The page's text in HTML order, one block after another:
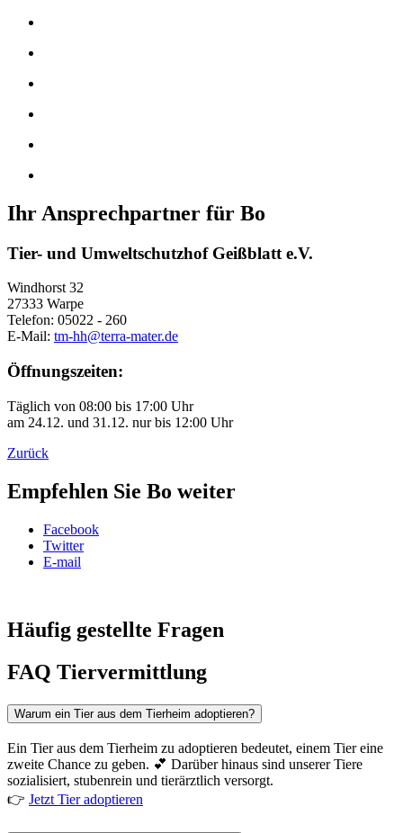
Ihr Ansprechpartner für Bo
Tier- und Umweltschutzhof Geißblatt e.V.
Windhorst 32
27333 Warpe
Telefon: 05022 - 260
E-Mail: tm-hh@terra-mater.de
Öffnungszeiten:
Täglich von 08:00 bis 17:00 Uhr
am 24.12. und 31.12. nur bis 12:00 Uhr
Zurück
Empfehlen Sie Bo weiter
Facebook
Twitter
E-mail
Häufig gestellte Fragen
FAQ Tiervermittlung
Warum ein Tier aus dem Tierheim adoptieren?
Ein Tier aus dem Tierheim zu adoptieren bedeutet, einem Tier eine
zweite Chance zu geben. 💕 Darüber hinaus sind unserer Tiere
sozialisiert, stubenrein und tierärztlich versorgt.
👉 Jetzt Tier adoptieren